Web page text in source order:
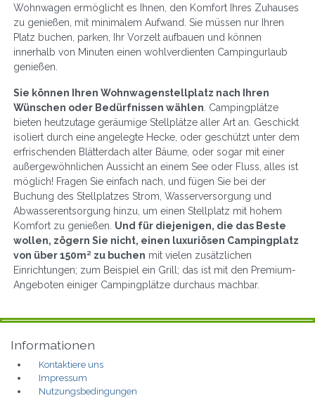
Wohnwagen ermöglicht es Ihnen, den Komfort Ihres Zuhauses
zu genießen, mit minimalem Aufwand. Sie müssen nur Ihren
Platz buchen, parken, Ihr Vorzelt aufbauen und können
innerhalb von Minuten einen wohlverdienten Campingurlaub
genießen.
Sie können Ihren Wohnwagenstellplatz nach Ihren
Wünschen oder Bedürfnissen wählen. Campingplätze
bieten heutzutage geräumige Stellplätze aller Art an. Geschickt
isoliert durch eine angelegte Hecke, oder geschützt unter dem
erfrischenden Blätterdach alter Bäume, oder sogar mit einer
außergewöhnlichen Aussicht an einem See oder Fluss, alles ist
möglich! Fragen Sie einfach nach, und fügen Sie bei der
Buchung des Stellplatzes Strom, Wasserversorgung und
Abwasserentsorgung hinzu, um einen Stellplatz mit hohem
Komfort zu genießen. Und für diejenigen, die das Beste
wollen, zögern Sie nicht, einen luxuriösen Campingplatz
von über 150m² zu buchen mit vielen zusätzlichen
Einrichtungen; zum Beispiel ein Grill; das ist mit den Premium-
Angeboten einiger Campingplätze durchaus machbar.
Informationen
Kontaktiere uns
Impressum
Nutzungsbedingungen